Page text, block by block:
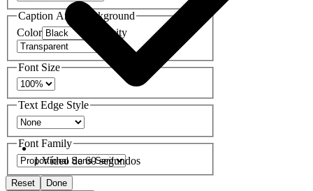
Caption Area Background
Color
Opacity
Font Size
Text Edge Style
Font Family
Reset
Done
1 Vídeo de 60 segundos